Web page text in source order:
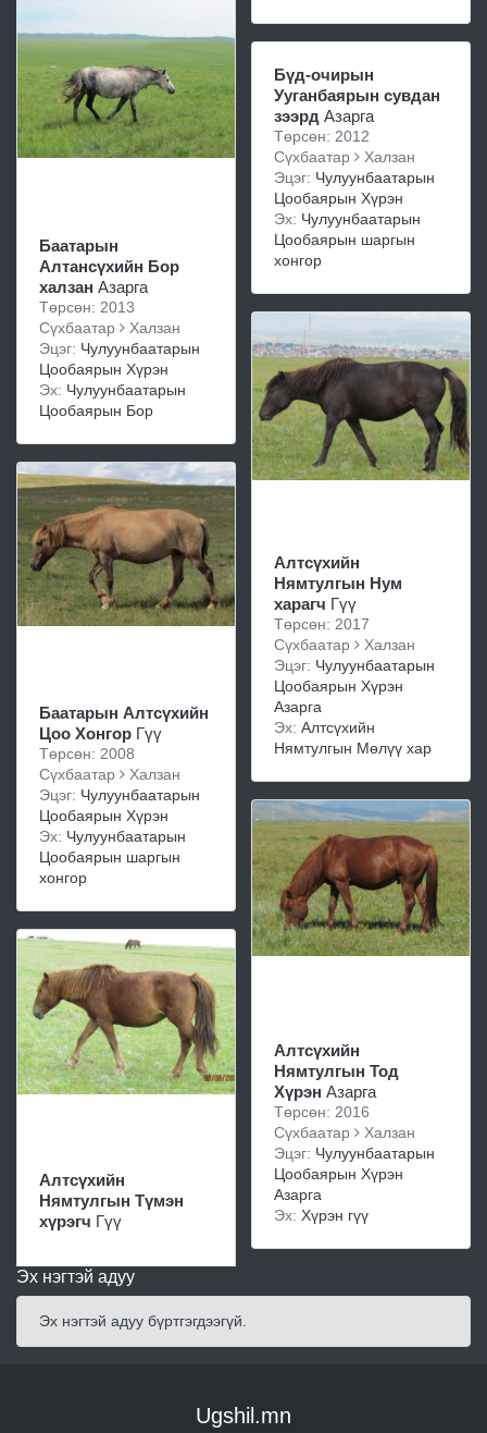
Баатарын
Алтансүхийн Бор
халзан Азарга
Төрсөн: 2013
Сүхбаатар
Халзан
Эцэг: Чулуунбаатарын
Цообаярын Хүрэн
Эх: Чулуунбаатарын
Цообаярын Бор
Баатарын Алтсүхийн
Цоо Хонгор Гүү
Төрсөн: 2008
Сүхбаатар
Халзан
Эцэг: Чулуунбаатарын
Цообаярын Хүрэн
Эх: Чулуунбаатарын
Цообаярын шаргын
хонгор
Алтсүхийн
Нямтулгын Түмэн
хүрэгч Гүү
Бүд-очирын
Ууганбаярын сувдан
зээрд Азарга
Төрсөн: 2012
Сүхбаатар
Халзан
Эцэг: Чулуунбаатарын
Цообаярын Хүрэн
Эх: Чулуунбаатарын
Цообаярын шаргын
хонгор
Алтсүхийн
Нямтулгын Нум
харагч Гүү
Төрсөн: 2017
Сүхбаатар
Халзан
Эцэг: Чулуунбаатарын
Цообаярын Хүрэн
Азарга
Эх: Алтсүхийн
Нямтулгын Мөлүү хар
Алтсүхийн
Нямтулгын Тод
Хүрэн Азарга
Төрсөн: 2016
Сүхбаатар
Халзан
Эцэг: Чулуунбаатарын
Цообаярын Хүрэн
Азарга
Эх: Хүрэн гүү
Эх нэгтэй адуу
Эх нэгтэй адуу бүртгэгдээгүй.
Ugshil.mn